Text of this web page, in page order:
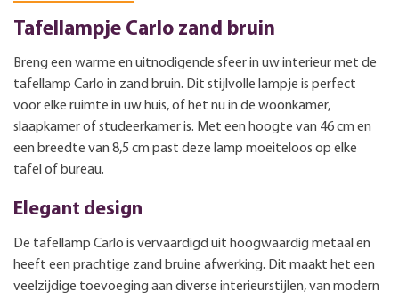
Tafellampje Carlo zand bruin
Breng een warme en uitnodigende sfeer in uw interieur met de
tafellamp Carlo in zand bruin. Dit stijlvolle lampje is perfect
voor elke ruimte in uw huis, of het nu in de woonkamer,
slaapkamer of studeerkamer is. Met een hoogte van 46 cm en
een breedte van 8,5 cm past deze lamp moeiteloos op elke
tafel of bureau.
Elegant design
De tafellamp Carlo is vervaardigd uit hoogwaardig metaal en
heeft een prachtige zand bruine afwerking. Dit maakt het een
veelzijdige toevoeging aan diverse interieurstijlen, van modern